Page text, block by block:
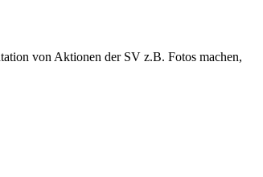
von Aktionen der SV z.B. Fotos machen,